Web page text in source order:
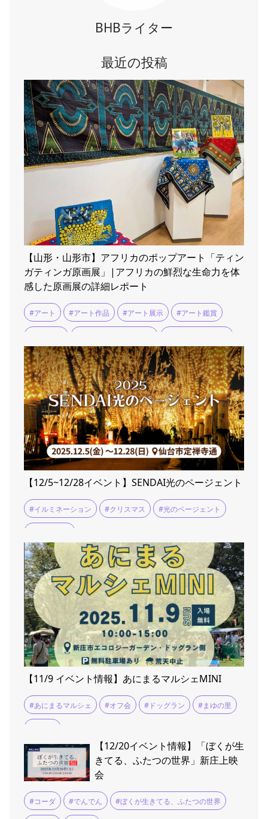
BHBライター
最近の投稿
【山形・山形市】アフリカのポップアート「ティン
ガティンガ原画展」|アフリカの鮮烈な生命力を体
感した原画展の詳細レポート
#アート #アート作品 #アート展示 #アート鑑賞
#展示会 #展覧会
【12/5~12/28イベント】SENDAI光のページェント
#イルミネーション #クリスマス #光のページェント
【11/9 イベント情報】あにまるマルシェMINI
#あにまるマルシェ #オフ会 #ドッグラン #まゆの里
【12/20イベント情報】「ぼくが生
きてる、ふたつの世界」新庄上映
会
#コーダ #でんでん #ぼくが生きてる、ふたつの世界